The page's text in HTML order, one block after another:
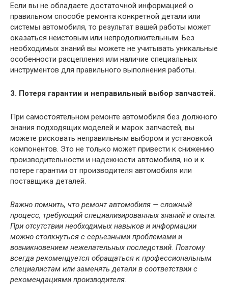
Если вы не обладаете достаточной информацией о
правильном способе ремонта конкретной детали или
системы автомобиля, то результат вашей работы может
оказаться неистовым или непродолжительным. Без
необходимых знаний вы можете не учитывать уникальные
особенности расцепления или наличие специальных
инструментов для правильного выполнения работы.
3. Потеря гарантии и неправильный выбор запчастей.
При самостоятельном ремонте автомобиля без должного
знания подходящих моделей и марок запчастей, вы
можете рисковать неправильным выбором и установкой
компонентов. Это не только может привести к снижению
производительности и надежности автомобиля, но и к
потере гарантии от производителя автомобиля или
поставщика деталей.
Важно помнить, что ремонт автомобиля — сложный
процесс, требующий специализированных знаний и опыта.
При отсутствии необходимых навыков и информации
можно столкнуться с серьезными проблемами и
возникновением нежелательных последствий. Поэтому
всегда рекомендуется обращаться к профессиональным
специалистам или заменять детали в соответствии с
рекомендациями производителя.